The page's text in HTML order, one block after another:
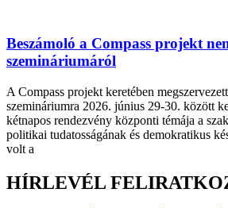
Beszámoló a Compass projekt
szemináriumáról
A Compass projekt keretében
szemináriumra 2026. június 29-30. között
kétnapos rendezvény központi témája a
politikai tudatosságának és demokratikus
volt a
HÍRLEVÉL